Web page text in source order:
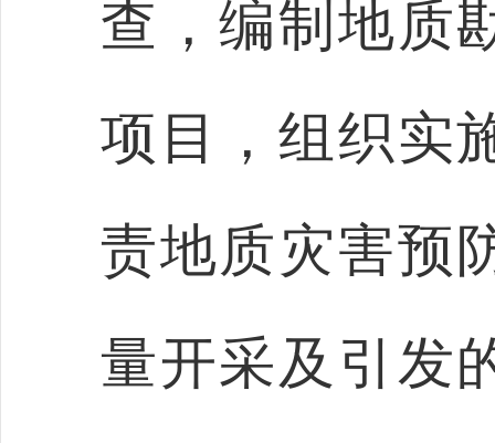
查，编制地质
项目，组织实
责地质灾害预
量开采及引发